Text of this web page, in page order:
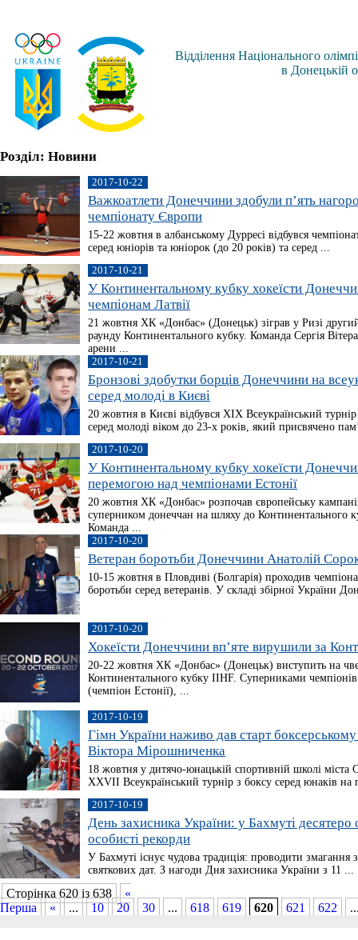
Відділення Національного
в Донецькій
Розділ: Новини
2017-10-22
Важкоатлети Донеччини здобули п’ять
чемпіонату Європи
15-22 жовтня в албанському Дурресі відбувся
серед юніорів та юніорок (до 20 років) та серед ...
2017-10-21
У Континентальному кубку хокеїсти
чемпіонам Латвії
21 жовтня ХК «Донбас» (Донецьк) зіграв у Ризі
раунду Континентального кубку. Команда Сергія
арени ...
2017-10-21
Бронзові здобутки борців Донеччини на
серед молоді в Києві
20 жовтня в Києві відбувся ХІХ Всеукраїнський турнір
серед молоді віком до 23-х років, який присвячено
2017-10-20
У Континентальному кубку хокеїсти
перемогою над чемпіонами Естонії
20 жовтня ХК «Донбас» розпочав європейську
суперником донеччан на шляху до Континентального
Команда ...
2017-10-20
Ветеран боротьби Донеччини Анатолій
10-15 жовтня в Пловдиві (Болгарія) проходив
боротьби серед ветеранів. У складі збірної України
2017-10-20
Хокеїсти Донеччини вп’яте вирушили за
20-22 жовтня ХК «Донбас» (Донецьк) виступить на
Континентального кубку ІIHF. Суперниками
(чемпіон Естонії), ...
2017-10-19
Гімн України наживо дав старт
Віктора Мірошниченка
18 жовтня у дитячо-юнацькій спортивній школі міста
XXVII Всеукраїнський турнір з боксу серед юнаків
2017-10-19
День захисника України: у Бахмуті десятеро
особисті рекорди
У Бахмуті існує чудова традиція: проводити змагання
святкових дат. З нагоди Дня захисника України з 11 ...
Сторінка 620 із 638
«
Перша
« ... 10 20 30 ... 618 619 620 621 622